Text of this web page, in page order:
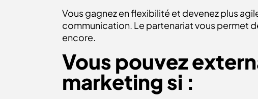
Vous gagnez en flexibilité et devenez plus
communication. Le partenariat vous permet
encore.
Vous pouvez
marketing si :